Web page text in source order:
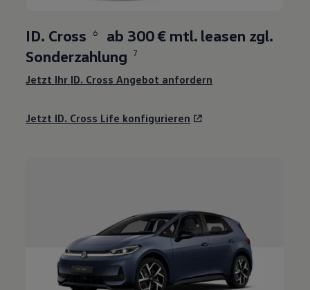
ID. Cross 6 ab 300 € mtl. leasen zgl.
Sonderzahlung
7
Jetzt Ihr ID. Cross Angebot anfordern
Jetzt ID. Cross Life konfigurieren